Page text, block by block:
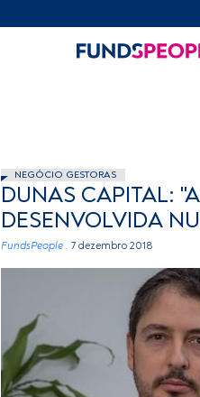
NEGÓCIO GESTORAS
DUNAS CAPITAL:
DESENVOLVIDA
FundsPeople . 7 dezembro 2018